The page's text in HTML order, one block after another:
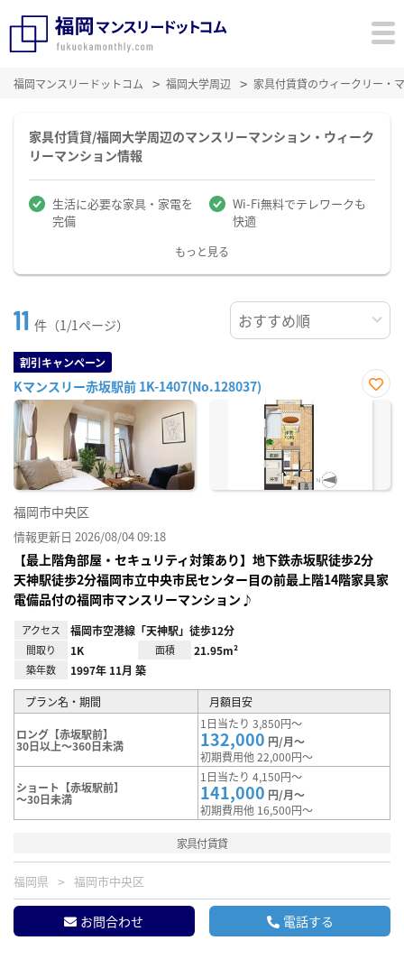
福岡マンスリードットコム 福岡大学周辺 家具付賃貸のウィークリー・
家具付賃貸/福岡大学周辺のマンスリーマンション・ウィーク
リーマンション情報
生活に必要な家具・家電を
完備
Wi-Fi無料でテレワークも
快適
もっと見る
11 件（1/1ページ）
割引キャンペーン
Kマンスリー赤坂駅前 1K-1407(No.128037)
お気
福岡市中央区
情報更新日 2026/08/04 09:18
【最上階角部屋・セキュリティ対策あり】地下鉄赤坂駅徒歩2分
天神駅徒歩2分福岡市立中央市民センター目の前最上階14階家具家
電備品付の福岡市マンスリーマンション♪
アクセス 福岡市空港線「天神駅」徒歩12分
間取り 1K 面積 21.95m²
築年数 1997年 11月 築
プラン名・期間 月額目安
ロング【赤坂駅前】
30日以上～360日未満
1日当たり 3,850円～
132,000 円/月～
初期費用他 22,000円～
ショート【赤坂駅前】
～30日未満
1日当たり 4,150円～
141,000 円/月～
初期費用他 16,500円～
家具付賃貸
福岡県 福岡市中央区
お問合わせ 電話する